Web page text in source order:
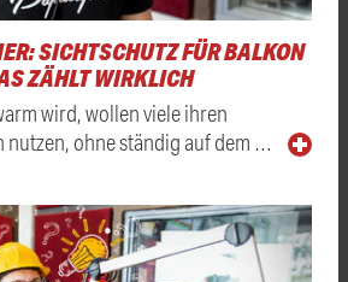
SICHTSCHUTZ FÜR BALKON
ZÄHLT WIRKLICH
wird, wollen viele ihren
nutzen, ohne ständig auf dem …